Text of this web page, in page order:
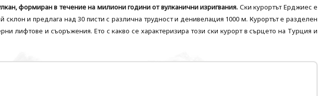
формиран в течение на милиони години от вулканични изригвания. Ски курортът Ерджиес е
склон и предлага над 30 писти с различна трудност и денивелация 1000 м. Курортът е разделен
лифтове и съоръжения. Ето с какво се характеризира този ски курорт в сърцето на Турция и